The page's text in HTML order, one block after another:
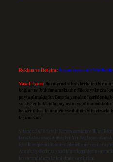
Reklam ve İletişim:Skype:
Yasal Uyarı: Bu internet sitesi, herhangi bir
bağlantısı bulunmamaktadır. Sitede yalnızca
paylaşılmaktadır. Burada yer alan içerikler
ve kişiler hakkında paylaşım
benzerlikleri tamamen tesadüfidir.
taşımazlar.
Sitemiz, 5651 Sayılı Kanun gereğince Bilgi
tarafından onaylanmış bir Yer Sağlayıcı
içerikleri proaktif olarak denetleme veya
Ancak, üyelerimiz yazdıkları içeriklerin
bu sorumluluğu kabul etmiş sayılırlar.